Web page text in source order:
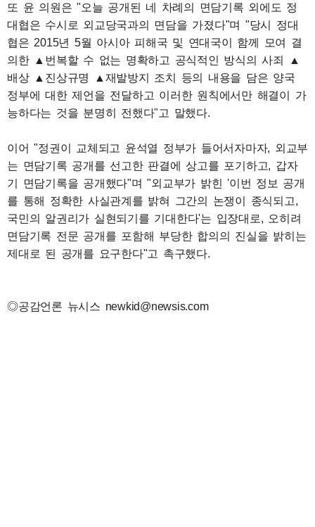
또 윤 의원은 "오늘 공개된 네 차례의 면담기록 외에도 정
대협은 수시로 외교당국과의 면담을 가졌다"며 "당시 정대
협은 2015년 5월 아시아 피해국 및 연대국이 함께 모여 결
의한 ▲번복할 수 없는 명확하고 공식적인 방식의 사죄 ▲
배상 ▲진상규명 ▲재발방지 조치 등의 내용을 담은 양국
정부에 대한 제언을 전달하고 이러한 원칙에서만 해결이 가
능하다는 것을 분명히 전했다"고 말했다.
이어 "정권이 교체되고 윤석열 정부가 들어서자마자, 외교부
는 면담기록 공개를 선고한 판결에 상고를 포기하고, 갑자
기 면담기록을 공개했다"며 "외교부가 밝힌 '이번 정보 공개
를 통해 정확한 사실관계를 밝혀 그간의 논쟁이 종식되고,
국민의 알권리가 실현되기를 기대한다'는 입장대로, 오히려
면담기록 전문 공개를 포함해 부당한 합의의 진실을 밝히는
제대로 된 공개를 요구한다"고 촉구했다.
◎공감언론 뉴시스 newkid@newsis.com